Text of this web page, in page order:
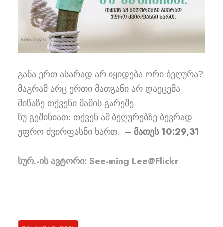
განა ერთ ასარად არ იყიდება ორი ბეღურა?
მაგრამ არც ერთი მათგანი არ დაეცემა
მიწაზე თქვენი მამის გარეშე.
ნუ გეშინიათ: თქვენ ამ ბეღურებზე ბევრად
უფრო ძვირფასნი ხართ. – მათეს 10:29,31
სურ.-ის ავტორი: See-ming Lee@Flickr